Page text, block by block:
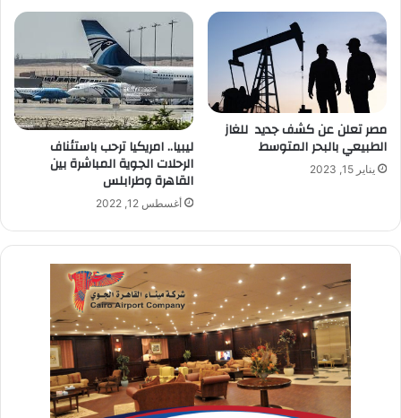
مصر تعلن عن كشف جديد للغاز
الطبيعي بالبحر المتوسط
يناير 15, 2023
ليبيا.. امريكيا ترحب باستئناف
الرحلات الجوية المباشرة بين
القاهرة وطرابلس
أغسطس 12, 2022